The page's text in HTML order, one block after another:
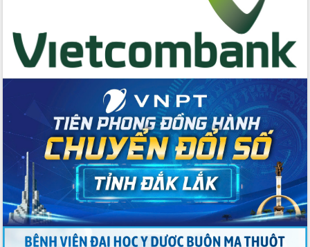
Bệnh án điện tử thúc đẩy chuyển đổi
số y tế tại Đắk Lắk
Chuyển đổi số thư viện: Mở rộng
Đánh giá, rút kinh nghiệm công tác tổ
chức diễn tập trước ngày bầu cử
Chương trình “Gặp gỡ hữu nghị –
Friendship Meeting New Year 2026”
Bầu cử Quốc hội và HĐND: Cử tri Đắk
Lắk gửi gắm niềm tin, kỳ vọng vào lá
phiếu
Đắk Lắk sẵn sàng các điều kiện cho
Ngày hội bầu cử đại biểu Quốc hội
khóa XVI và HĐND các cấp nhiệm kỳ